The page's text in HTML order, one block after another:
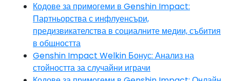
Кодове за примогеми в Genshin Impact:
Партньорства с инфлуенсъри,
предизвикателства в социалните медии, събития
в общността
Genshin Impact Welkin Бонус: Анализ на
стойността за случайни играчи